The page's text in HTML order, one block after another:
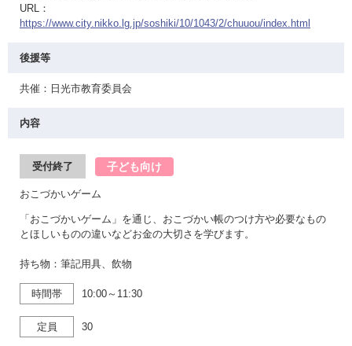
URL：
https://www.city.nikko.lg.jp/soshiki/10/1043/2/chuuou/index.html
後援等
共催：日光市教育委員会
内容
受付終了 子ども向け
おこづかいゲーム
「おこづかいゲーム」を通じ、おこづかい帳のつけ方や必要なもの
とほしいものの違いなどお金の大切さを学びます。
持ち物：筆記用具、飲物
時間帯 10:00～11:30
定員 30